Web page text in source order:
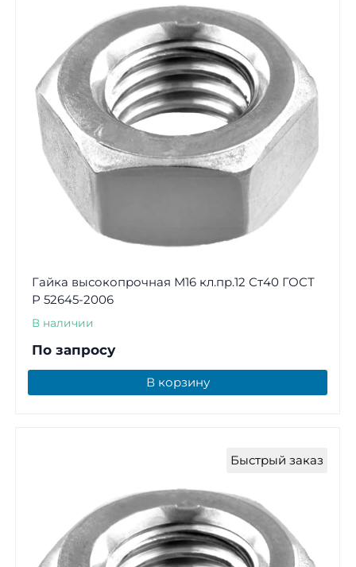
Гайка высокопрочная М16 кл.пр.12 Ст40 ГОСТ
Р 52645-2006
В наличии
По запросу
В корзину
Быстрый заказ